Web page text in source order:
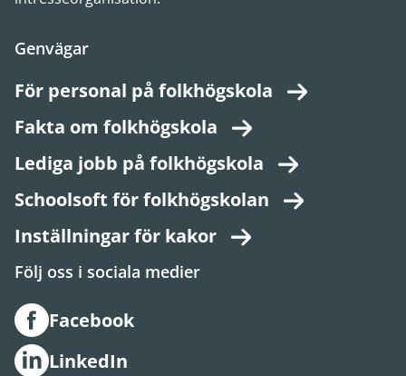
Genvägar
För personal på folkhögskola
Fakta om folkhögskola
Lediga jobb på folkhögskola
Schoolsoft för folkhögskolan
Inställningar för kakor
Följ oss i sociala medier
Facebook
LinkedIn